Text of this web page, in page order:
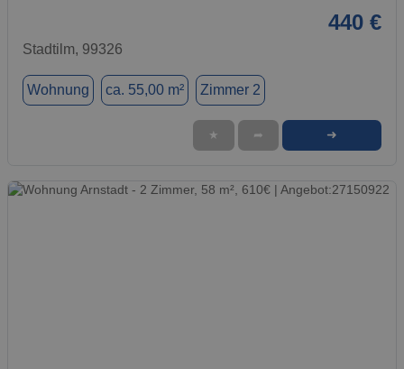
440 €
Stadtilm, 99326
Wohnung ca. 55,00 m² Zimmer 2
★ ➦ ➜